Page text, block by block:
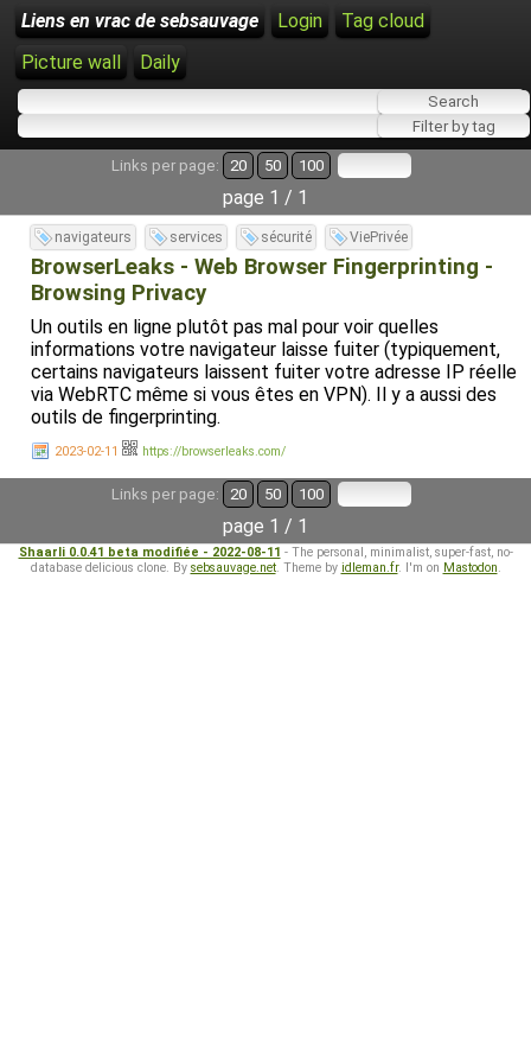
Liens en vrac de sebsauvage Login
Tag cloud
Picture wall
Daily
Links per page: 20 50 100
page 1 / 1
navigateurs services sécurité ViePrivée
BrowserLeaks - Web Browser Fingerprinting -
Browsing Privacy
Un outils en ligne plutôt pas mal pour voir quelles
informations votre navigateur laisse fuiter (typiquement,
certains navigateurs laissent fuiter votre adresse IP réelle
via WebRTC même si vous êtes en VPN). Il y a aussi des
outils de fingerprinting.
2023-02-11 https://browserleaks.com/
Links per page: 20 50 100
page 1 / 1
Shaarli 0.0.41 beta modifiée - 2022-08-11 - The personal, minimalist, super-fast, no-
database delicious clone. By sebsauvage.net. Theme by idleman.fr. I'm on Mastodon.